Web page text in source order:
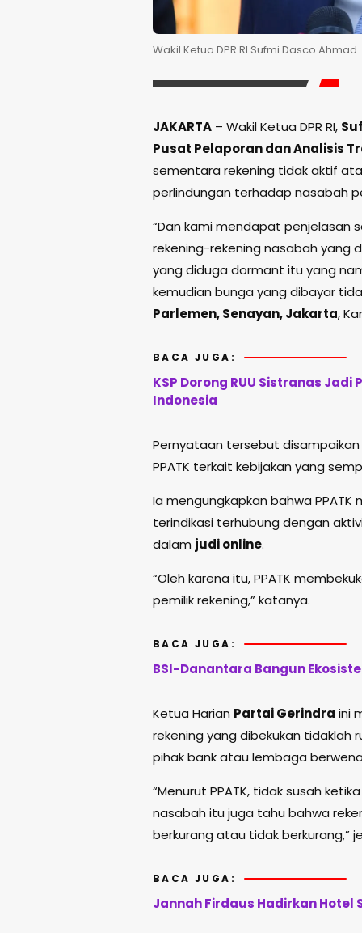
Wakil Ketua DPR RI Sufmi Dasco
JAKARTA – Wakil Ketua DPR RI,
Pusat Pelaporan dan Analisis
sementara rekening tidak aktif
perlindungan terhadap nasabah
“Dan kami mendapat penjelasan
rekening-rekening nasabah yang
yang diduga dormant itu yang
kemudian bunga yang dibayar
Parlemen, Senayan, Jakarta,
BACA JUGA:
KSP Dorong RUU Sistranas
Indonesia
Pernyataan tersebut disampaikan
PPATK terkait kebijakan yang
Ia mengungkapkan bahwa
terindikasi terhubung dengan
dalam judi online.
“Oleh karena itu, PPATK
pemilik rekening,” katanya.
BACA JUGA:
BSI-Danantara Bangun
Ketua Harian Partai Gerindra ini
rekening yang dibekukan tidaklah
pihak bank atau lembaga
“Menurut PPATK, tidak susah
nasabah itu juga tahu bahwa
berkurang atau tidak berkurang,”
BACA JUGA:
Jannah Firdaus Hadirkan Hotel